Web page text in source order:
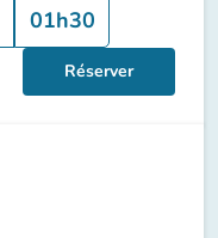
01h30
Réserver